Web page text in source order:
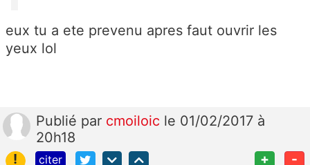
eux tu a ete prevenu apres faut ouvrir les
yeux lol
Publié par cmoiloic le 01/02/2017 à
20h18
!
citer + -